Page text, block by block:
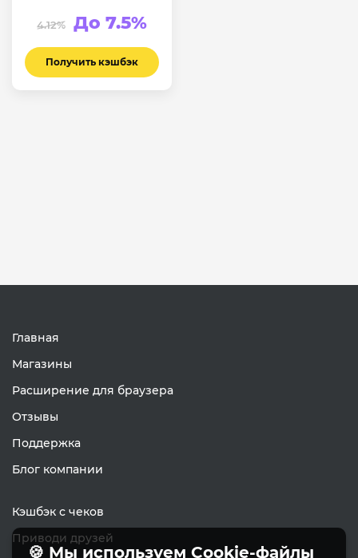
4.12% До 7.5%
Получить кэшбэк
Главная
Магазины
Расширение для браузера
Отзывы
Поддержка
Блог компании
Кэшбэк с чеков
Приводи друзей
🍪 Мы используем Cookie-файлы